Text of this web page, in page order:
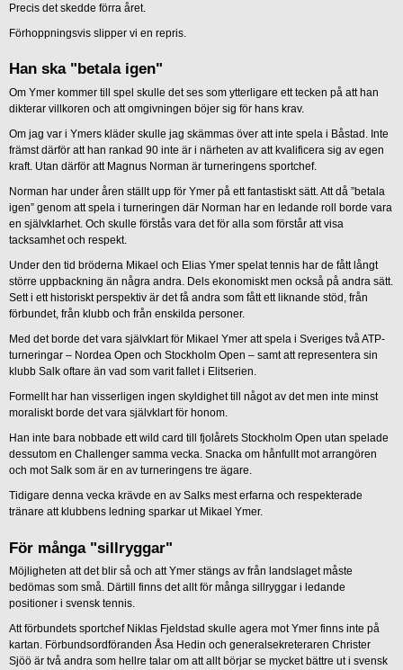
Precis det skedde förra året.
Förhoppningsvis slipper vi en repris.
Han ska "betala igen"
Om Ymer kommer till spel skulle det ses som ytterligare ett tecken på att han
dikterar villkoren och att omgivningen böjer sig för hans krav.
Om jag var i Ymers kläder skulle jag skämmas över att inte spela i Båstad. Inte
främst därför att han rankad 90 inte är i närheten av att kvalificera sig av egen
kraft. Utan därför att Magnus Norman är turneringens sportchef.
Norman har under åren ställt upp för Ymer på ett fantastiskt sätt. Att då ”betala
igen” genom att spela i turneringen där Norman har en ledande roll borde vara
en självklarhet. Och skulle förstås vara det för alla som förstår att visa
tacksamhet och respekt.
Under den tid bröderna Mikael och Elias Ymer spelat tennis har de fått långt
större uppbackning än några andra. Dels ekonomiskt men också på andra sätt.
Sett i ett historiskt perspektiv är det få andra som fått ett liknande stöd, från
förbundet, från klubb och från enskilda personer.
Med det borde det vara självklart för Mikael Ymer att spela i Sveriges två ATP-
turneringar – Nordea Open och Stockholm Open – samt att representera sin
klubb Salk oftare än vad som varit fallet i Elitserien.
Formellt har han visserligen ingen skyldighet till något av det men inte minst
moraliskt borde det vara självklart för honom.
Han inte bara nobbade ett wild card till fjolårets Stockholm Open utan spelade
dessutom en Challenger samma vecka. Snacka om hånfullt mot arrangören
och mot Salk som är en av turneringens tre ägare.
Tidigare denna vecka krävde en av Salks mest erfarna och respekterade
tränare att klubbens ledning sparkar ut Mikael Ymer.
För många "sillryggar"
Möjligheten att det blir så och att Ymer stängs av från landslaget måste
bedömas som små. Därtill finns det allt för många sillryggar i ledande
positioner i svensk tennis.
Att förbundets sportchef Niklas Fjeldstad skulle agera mot Ymer finns inte på
kartan. Förbundsordföranden Åsa Hedin och generalsekreteraren Christer
Sjöö är två andra som hellre talar om att allt börjar se mycket bättre ut i svensk